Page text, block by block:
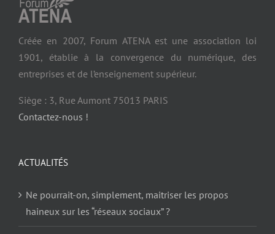
Créée en 2007, Forum ATENA est une association loi
1901, établie à la convergence du numérique, des
entreprises et de l’enseignement supérieur.
Siège : 3, Rue Aumont 75013 PARIS
Contactez-nous !
ACTUALITÉS
Ne pourrait-on, simplement, maitriser les propos
haineux sur les “réseaux sociaux” ?